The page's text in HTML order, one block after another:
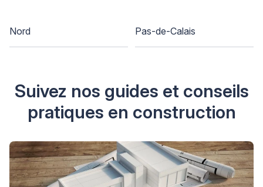
Nord Pas-de-Calais
Suivez nos guides et conseils
pratiques en construction